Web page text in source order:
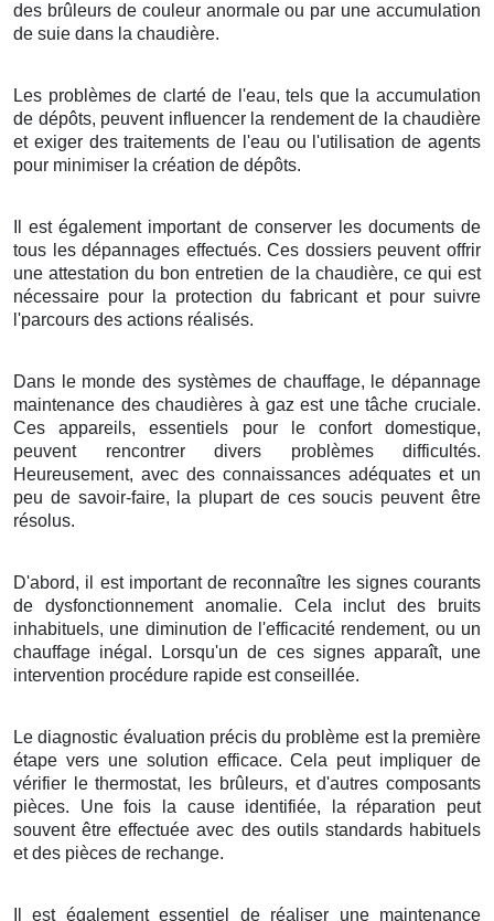
des brûleurs de couleur anormale ou par une accumulation
de suie dans la chaudière.
Les problèmes de clarté de l'eau, tels que la accumulation
de dépôts, peuvent influencer la rendement de la chaudière
et exiger des traitements de l'eau ou l'utilisation de agents
pour minimiser la création de dépôts.
Il est également important de conserver les documents de
tous les dépannages effectués. Ces dossiers peuvent offrir
une attestation du bon entretien de la chaudière, ce qui est
nécessaire pour la protection du fabricant et pour suivre
l'parcours des actions réalisés.
Dans le monde des systèmes de chauffage, le dépannage
maintenance des chaudières à gaz est une tâche cruciale.
Ces appareils, essentiels pour le confort domestique,
peuvent rencontrer divers problèmes difficultés.
Heureusement, avec des connaissances adéquates et un
peu de savoir-faire, la plupart de ces soucis peuvent être
résolus.
D'abord, il est important de reconnaître les signes courants
de dysfonctionnement anomalie. Cela inclut des bruits
inhabituels, une diminution de l'efficacité rendement, ou un
chauffage inégal. Lorsqu'un de ces signes apparaît, une
intervention procédure rapide est conseillée.
Le diagnostic évaluation précis du problème est la première
étape vers une solution efficace. Cela peut impliquer de
vérifier le thermostat, les brûleurs, et d'autres composants
pièces. Une fois la cause identifiée, la réparation peut
souvent être effectuée avec des outils standards habituels
et des pièces de rechange.
Il est également essentiel de réaliser une maintenance